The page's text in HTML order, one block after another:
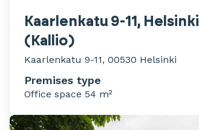
Kaarlenkatu 9-11, Helsinki
(Kallio)
Kaarlenkatu 9-11, 00530 Helsinki
Premises type
Office space 54 m²